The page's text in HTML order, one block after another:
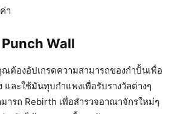
า
Wall
ต้องอัปเกรดความสามารถของกำปั้นเพื่อ
และใช้มันทุบกำแพงเพื่อรับรางวัลต่างๆ
ารถ Rebirth เพื่อสำรวจอาณาจักรใหม่ๆ